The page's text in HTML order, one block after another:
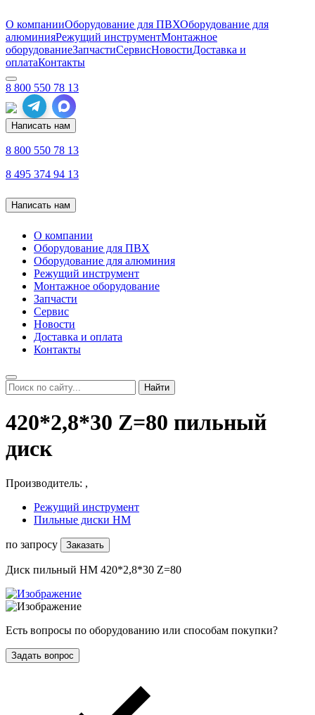
О компанииОборудование для ПВХОборудование для
алюминияРежущий инструментМонтажное
оборудованиеЗапчастиСервисНовостиДоставка и
оплатаКонтакты
8 800 550 78 13
Написать нам
8 800 550 78 13
8 495 374 94 13
Написать нам
О компании
Оборудование для ПВХ
Оборудование для алюминия
Режущий инструмент
Монтажное оборудование
Запчасти
Сервис
Новости
Доставка и оплата
Контакты
Найти
420*2,8*30 Z=80 пильный
диск
Производитель: ,
Режущий инструмент
Пильные диски HM
по запросу Заказать
Диск пильный НМ 420*2,8*30 Z=80
Есть вопросы по оборудованию или способам покупки?
Задать вопрос